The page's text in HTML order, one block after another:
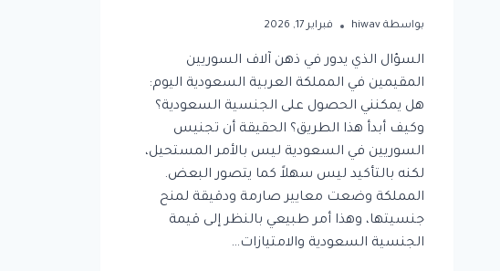
بواسطة hiwav فبراير 17, 2026
السؤال الذي يدور في ذهن آلاف السوريين
المقيمين في المملكة العربية السعودية اليوم:
هل يمكنني الحصول على الجنسية السعودية؟
وكيف أبدأ هذا الطريق؟ الحقيقة أن تجنيس
السوريين في السعودية ليس بالأمر المستحيل،
لكنه بالتأكيد ليس سهلاً كما يتصور البعض.
المملكة وضعت معايير صارمة ودقيقة لمنح
جنسيتها، وهذا أمر طبيعي بالنظر إلى قيمة
الجنسية السعودية والامتيازات…